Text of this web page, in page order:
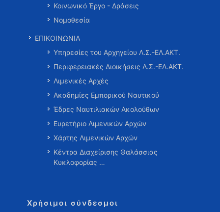
Κοινωνικό Έργο - Δράσεις
Νομοθεσία
ΕΠΙΚΟΙΝΩΝΙΑ
Υπηρεσίες του Αρχηγείου Λ.Σ.-ΕΛ.ΑΚΤ.
Περιφερειακές Διοικήσεις Λ.Σ.-ΕΛ.ΑΚΤ.
Λιμενικές Αρχές
Ακαδημίες Εμπορικού Ναυτικού
Έδρες Ναυτιλιακών Ακολούθων
Ευρετήριο Λιμενικών Αρχών
Χάρτης Λιμενικών Αρχών
Κέντρα Διαχείρισης Θαλάσσιας
Κυκλοφορίας …
Χρήσιμοι σύνδεσμοι